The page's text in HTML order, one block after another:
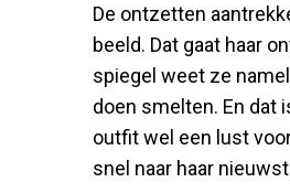
De ontzetten
beeld. Dat gaat haar
spiegel weet ze
doen smelten. En dat
outfit wel een lust
snel naar haar